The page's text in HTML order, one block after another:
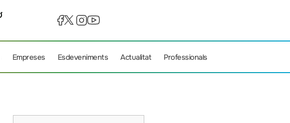
Empreses Esdeveniments Actualitat Professionals